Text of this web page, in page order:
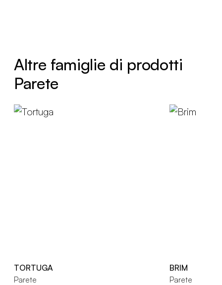
Altre famiglie di prodotti
Parete
TORTUGA
Parete
BRIM
Parete